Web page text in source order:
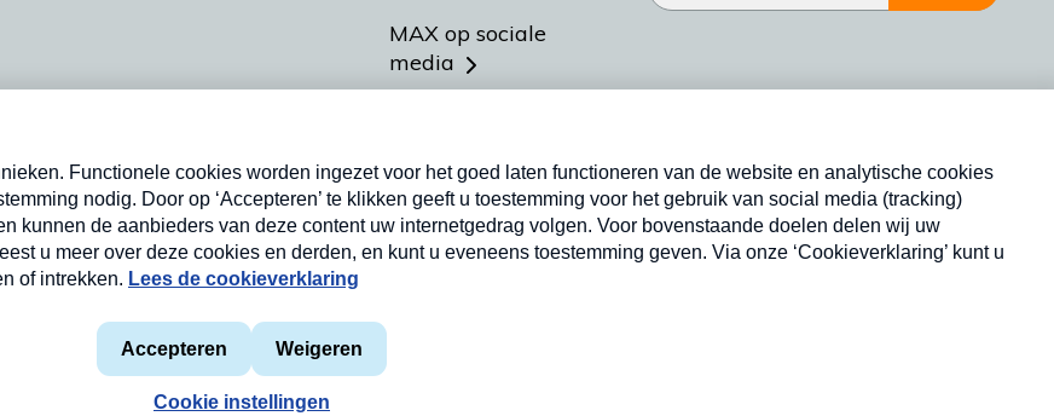
MAX op sociale
media
Meldpunt Actueel
Heel Holland Bakt
Privacyverklaring
Cookieverklaring
Nieuwsbrief
Neem hier een gratis abonnement op onze